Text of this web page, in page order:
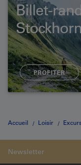
Billet-
PROFITER
Accueil Loisir